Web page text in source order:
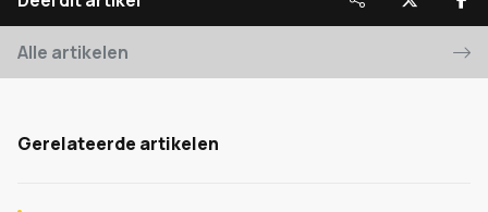
Alle artikelen
Gerelateerde artikelen